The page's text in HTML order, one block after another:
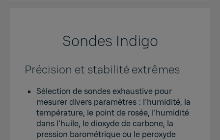
Sondes Indigo
Précision et stabilité extrêmes
Sélection de sondes exhaustive pour
mesurer divers paramètres : l'humidité, la
température, le point de rosée, l'humidité
dans l'huile, le dioxyde de carbone, la
pression barométrique ou le peroxyde